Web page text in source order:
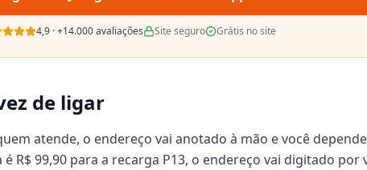
4,9 ·+14.000avaliações Site seguro Grátis no site
de ligar
atende, o endereço vai anotado à mão e você
R$ 99,90 para a recarga P13, o endereço vai digitado por